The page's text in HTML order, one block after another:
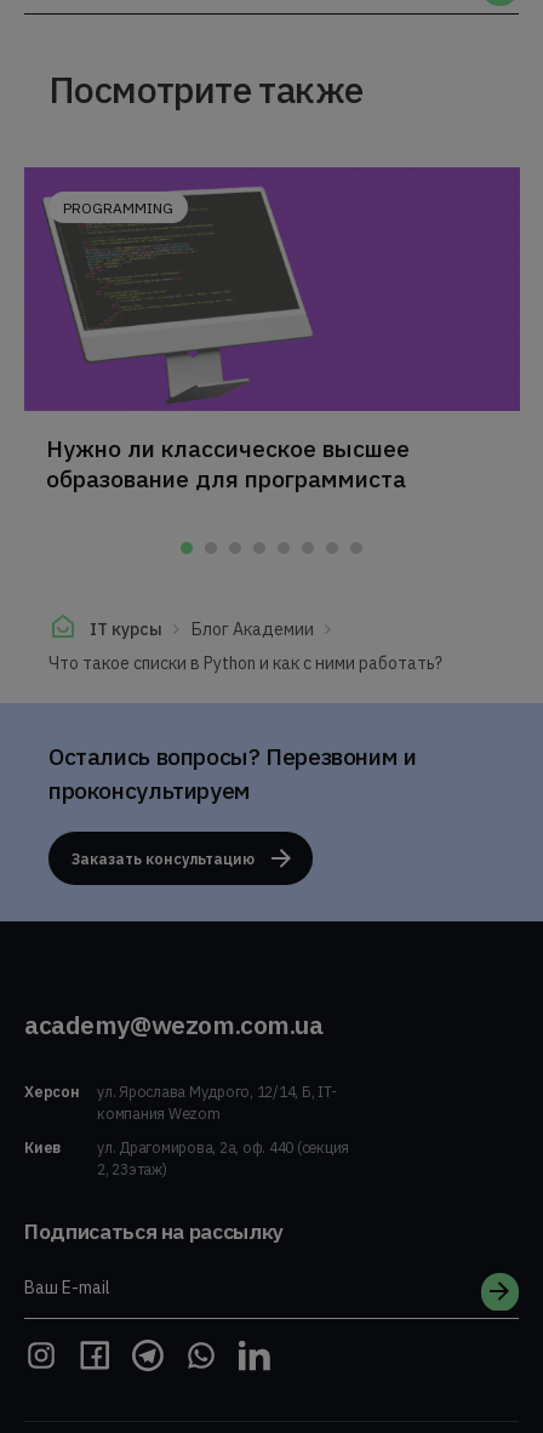
Посмотрите также
PROGRAMMING
Нужно ли классическое высшее
образование для программиста
IT курсы
Блог Академии
Что такое списки в Python и как с ними работать?
Остались вопросы? Перезвоним и
проконсультируем
Заказать консультацию
academy@wezom.com.ua
Херсон
ул. Ярослава Мудрого, 12/14, Б, IT-
компания Wezom
Киев
ул. Драгомирова, 2а, оф. 440 (секция
2, 23этаж)
Подписаться на рассылку
Ваш E-mail